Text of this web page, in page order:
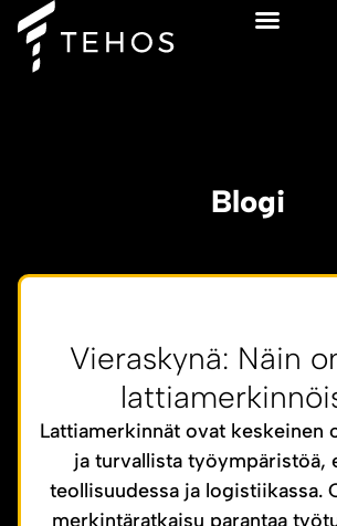
Blogi
Vieraskynä: Näin
Lattiamerkinnät ovat keskeinen
ja turvallista työympäristöä,
teollisuudessa ja logistiikassa.
merkintäratkaisu parantaa